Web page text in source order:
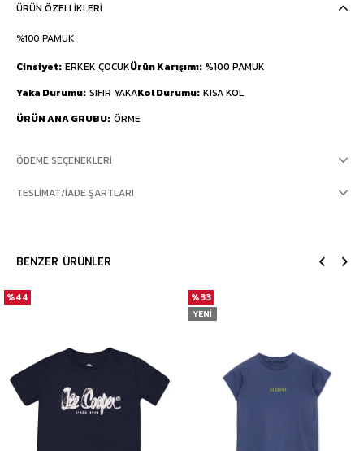
ÜRÜN ÖZELLIKLERI
%100 PAMUK
Cinsiyet ERKEK ÇOCUKÜrün Karışımı %100 PAMUK
Yaka Durumu SIFIR YAKAKol Durumu KISA KOL
ÜRÜN ANA GRUBU ÖRME
ÖDEME SEÇENEKLERI
TESLIMAT/İADE ŞARTLARI
BENZER ÜRÜNLER
%44 %33
YENI